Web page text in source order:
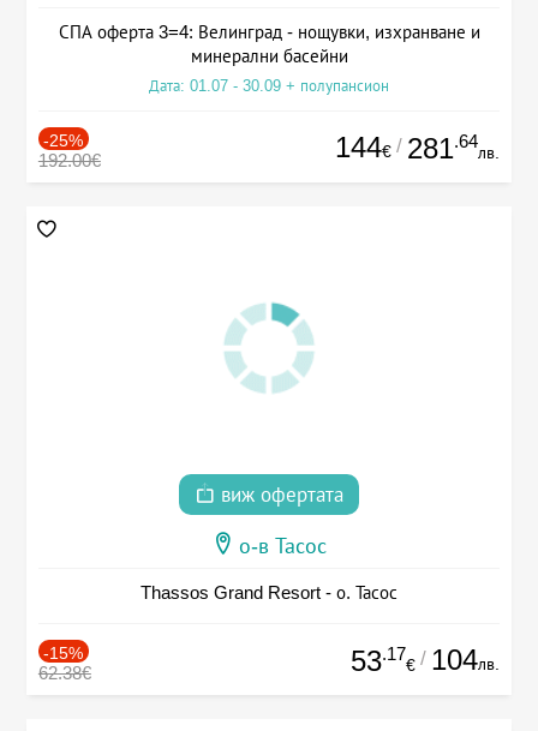
СПА оферта 3=4: Велинград - нощувки, изхранване и
минерални басейни
Дата: 01.07 - 30.09 + полупансион
-25%
192.00€ 144€ / 281.64
лв.
виж офертата
о-в Тасос
Thassos Grand Resort - о. Тасос
-15%
62.38€ 53.17
€ / 104лв.